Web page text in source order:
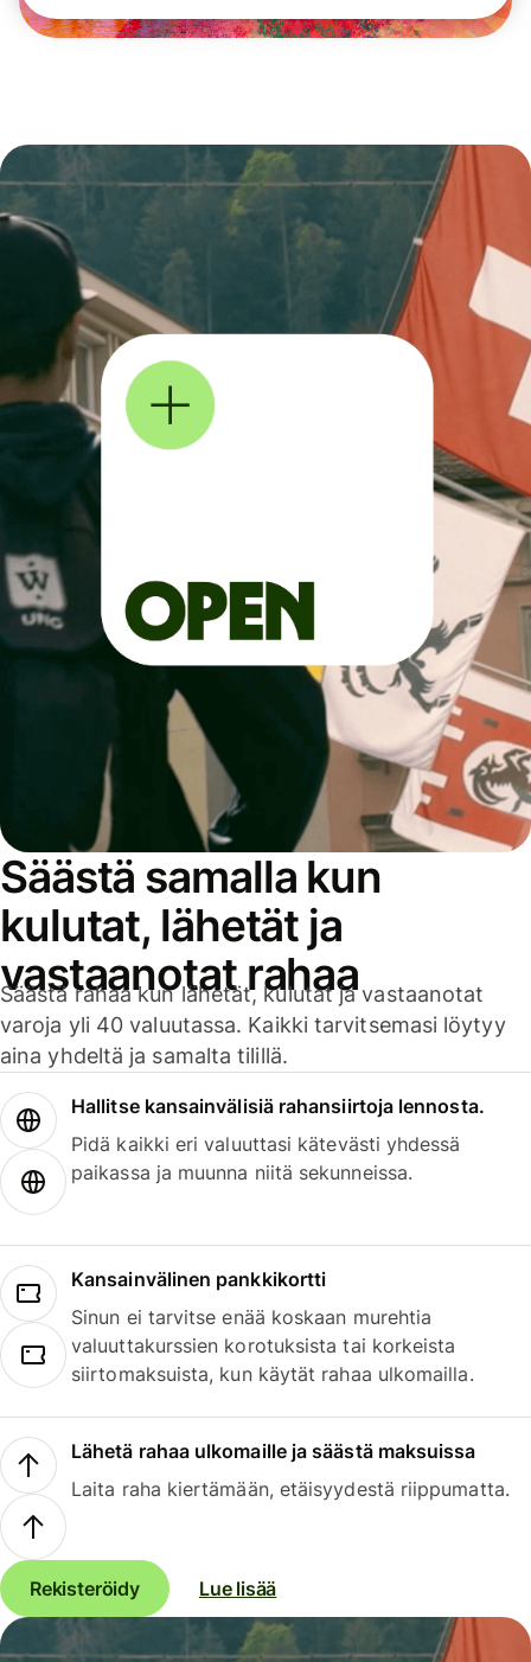
Säästä samalla kun
kulutat, lähetät ja
vastaanotat rahaa
Säästä rahaa kun lähetät, kulutat ja vastaanotat
varoja yli 40 valuutassa. Kaikki tarvitsemasi löytyy
aina yhdeltä ja samalta tilillä.
Hallitse kansainvälisiä rahansiirtoja lennosta.
Pidä kaikki eri valuuttasi kätevästi yhdessä
paikassa ja muunna niitä sekunneissa.
Kansainvälinen pankkikortti
Sinun ei tarvitse enää koskaan murehtia
valuuttakurssien korotuksista tai korkeista
siirtomaksuista, kun käytät rahaa ulkomailla.
Lähetä rahaa ulkomaille ja säästä maksuissa
Laita raha kiertämään, etäisyydestä riippumatta.
Rekisteröidy Lue lisää